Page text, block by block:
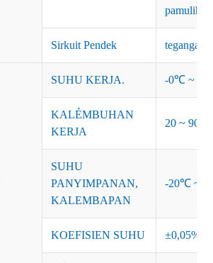
Sirkuit Pendek tegangan
SUHU KERJA. -0℃ ~
KALÉMBUHAN
KERJA
20 ~ 90%
SUHU
PANYIMPANAN,
KALEMBAPAN
-20℃ ~
KOEFISIEN SUHU ±0,05%/